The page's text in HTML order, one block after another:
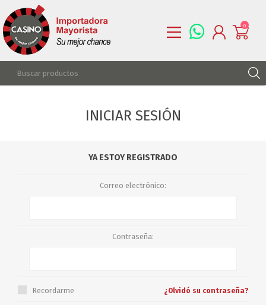
0
INICIAR SESIÓN
YA ESTOY REGISTRADO
Correo electrónico:
Contraseña:
Recordarme ¿Olvidó su contraseña?